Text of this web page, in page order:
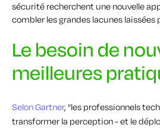
sécurité recherchent une nouvelle
combler les grandes lacunes laissées
Le besoin de
meilleures
Selon Gartner, "les professionnels
transformer la perception - et le